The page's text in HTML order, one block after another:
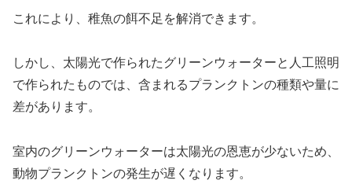
これにより、稚魚の餌不足を解消できます。
しかし、太陽光で作られたグリーンウォーターと人工照明
で作られたものでは、含まれるプランクトンの種類や量に
差があります。
室内のグリーンウォーターは太陽光の恩恵が少ないため、
動物プランクトンの発生が遅くなります。